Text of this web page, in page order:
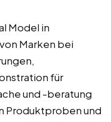
Model in
Marken bei
für
und -beratung
Produktproben und